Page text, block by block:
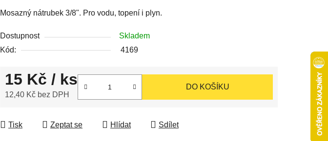
je
z
5
Mosazný nátrubek 3/8". Pro vodu, topení i plyn.
Dostupnost
Skladem
Kód:
4169
15 Kč / ks
12,40 Kč bez DPH
DO KOŠÍKU
Tisk Zeptat se Hlídat Sdílet